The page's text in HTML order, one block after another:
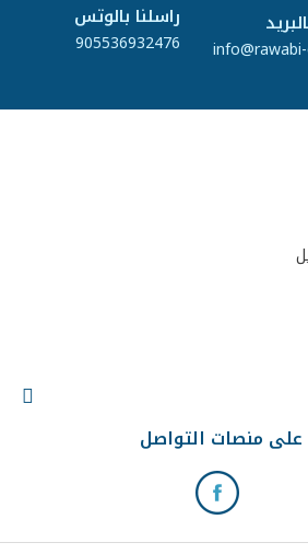
راسلنا بالوتس
905536932476
على منصات التواصل